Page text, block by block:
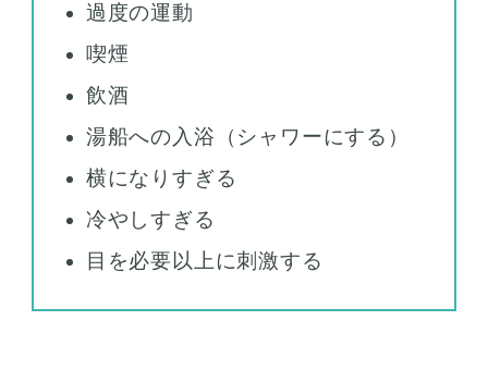
過度の運動
喫煙
飲酒
湯船への入浴（シャワーにする）
横になりすぎる
冷やしすぎる
目を必要以上に刺激する